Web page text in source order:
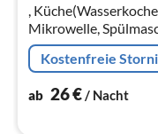
,
Mikrowelle,
Wohn-/
Doppelschlafcouch,
Kostenfreie
ab 26€/ Nacht